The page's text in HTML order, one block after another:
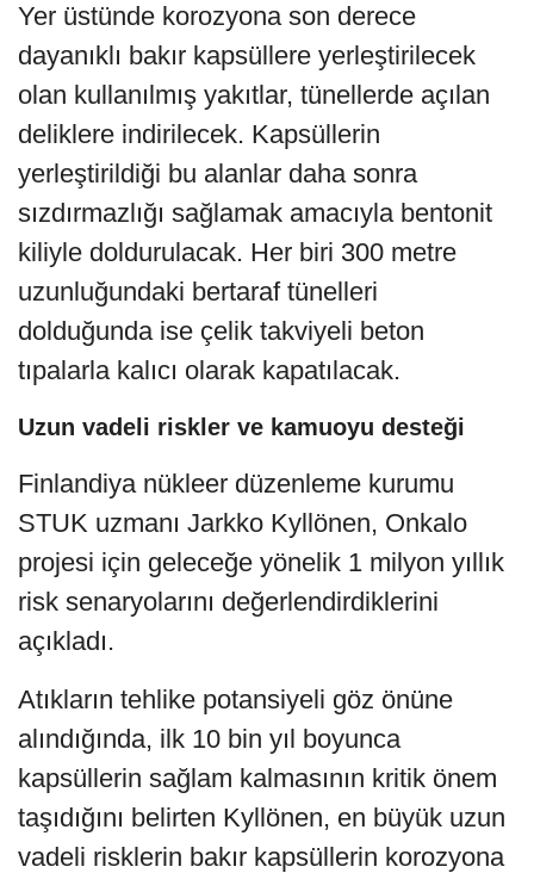
Yer üstünde korozyona son derece
dayanıklı bakır kapsüllere yerleştirilecek
olan kullanılmış yakıtlar, tünellerde açılan
deliklere indirilecek. Kapsüllerin
yerleştirildiği bu alanlar daha sonra
sızdırmazlığı sağlamak amacıyla bentonit
kiliyle doldurulacak. Her biri 300 metre
uzunluğundaki bertaraf tünelleri
dolduğunda ise çelik takviyeli beton
tıpalarla kalıcı olarak kapatılacak.
Uzun vadeli riskler ve kamuoyu desteği
Finlandiya nükleer düzenleme kurumu
STUK uzmanı Jarkko Kyllönen, Onkalo
projesi için geleceğe yönelik 1 milyon yıllık
risk senaryolarını değerlendirdiklerini
açıkladı.
Atıkların tehlike potansiyeli göz önüne
alındığında, ilk 10 bin yıl boyunca
kapsüllerin sağlam kalmasının kritik önem
taşıdığını belirten Kyllönen, en büyük uzun
vadeli risklerin bakır kapsüllerin korozyona